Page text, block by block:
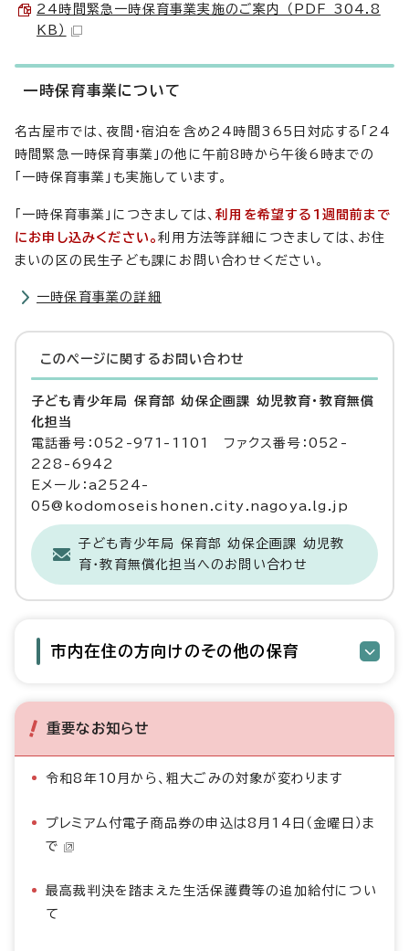
24時間緊急一時保育事業実施のご案内 （PDF 304.8
KB）
一時保育事業について
名古屋市では、夜間・宿泊を含め24時間365日対応する「24
時間緊急一時保育事業」の他に午前8時から午後6時までの
「一時保育事業」も実施しています。
「一時保育事業」につきましては、利用を希望する1週間前まで
にお申し込みください。利用方法等詳細につきましては、お住
まいの区の民生子ども課にお問い合わせください。
一時保育事業の詳細
このページに関する お問い合わせ
子ども青少年局 保育部 幼保企画課 幼児教育・教育無償
化担当
電話番号：052-971-1101 ファクス番号：052-
228-6942
Eメール：a2524-
05@kodomoseishonen.city.nagoya.lg.jp
子ども青少年局 保育部 幼保企画課 幼児教
育・教育無償化担当へのお問い合わせ
市内在住の方向けのその他の保育
重要なお知らせ
令和8年10月から、粗大ごみの対象が変わります
プレミアム付電子商品券の申込は8月14日（金曜日）ま
で
最高裁判決を踏まえた生活保護費等の追加給付につい
て